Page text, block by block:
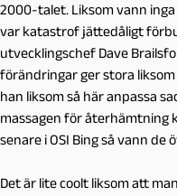
2000-talet. Liksom vann
var katastrof jättedåligt
utvecklingschef Dave
förändringar ger stora
han liksom så här anpassa
massagen för återhämtning
senare i OSI Bing så vann de
Det är lite coolt liksom att